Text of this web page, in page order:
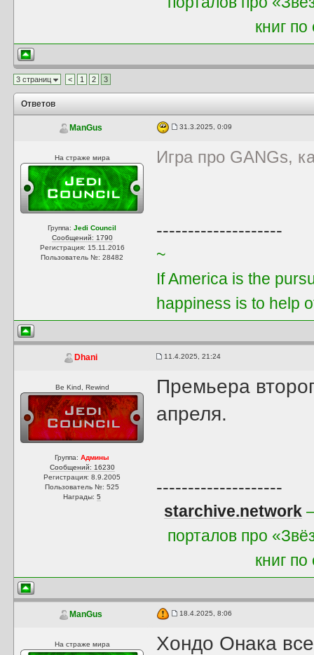
книг
3 страниц < 1 2 3
Ответов
ManGus 31.3.2025, 0:09
На страже мира
Группа:Jedi Council
Сообщений: 1790
Регистрация: 15.11.2016
Пользователь №: 28482
Игра про GANGs,
--------------------
~
If America is the
happiness is to help
Dhani 11.4.2025, 21:24
Be Kind, Rewind
Группа:Админы
Сообщений: 16230
Регистрация: 8.9.2005
Пользователь №: 525
Награды:5
Премьера
апреля.
--------------------
starchive.network
порталов про
книг
ManGus 18.4.2025, 8:06
На страже мира
Хондо Онака